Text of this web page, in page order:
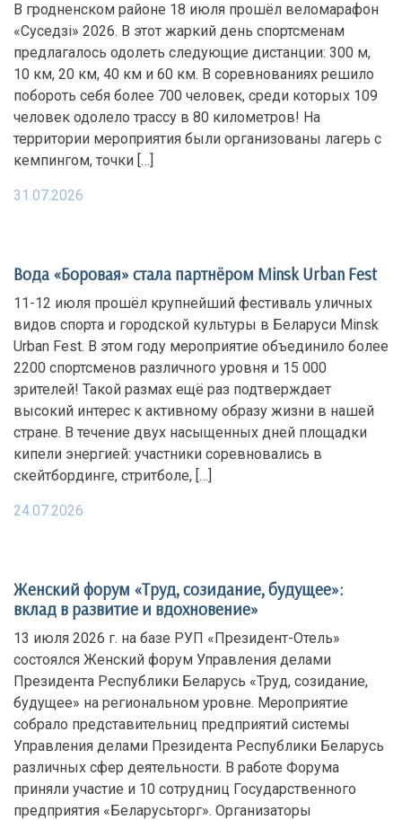
В гродненском районе 18 июля прошёл веломарафон
«Суседзi» 2026. В этот жаркий день спортсменам
предлагалось одолеть следующие дистанции: 300 м,
10 км, 20 км, 40 км и 60 км. В соревнованиях решило
побороть себя более 700 человек, среди которых 109
человек одолело трассу в 80 километров! На
территории мероприятия были организованы лагерь с
кемпингом, точки […]
31.07.2026
Вода «Боровая» стала партнёром Minsk Urban Fest
11-12 июля прошёл крупнейший фестиваль уличных
видов спорта и городской культуры в Беларуси Minsk
Urban Fest. В этом году мероприятие объединило более
2200 спортсменов различного уровня и 15 000
зрителей! Такой размах ещё раз подтверждает
высокий интерес к активному образу жизни в нашей
стране. В течение двух насыщенных дней площадки
кипели энергией: участники соревновались в
скейтбординге, стритболе, […]
24.07.2026
Женский форум «Труд, созидание, будущее»:
вклад в развитие и вдохновение»
13 июля 2026 г. на базе РУП «Президент-Отель»
состоялся Женский форум Управления делами
Президента Республики Беларусь «Труд, созидание,
будущее» на региональном уровне. Мероприятие
собрало представительниц предприятий системы
Управления делами Президента Республики Беларусь
различных сфер деятельности. В работе Форума
приняли участие и 10 сотрудниц Государственного
предприятия «Беларусьторг». Организаторы